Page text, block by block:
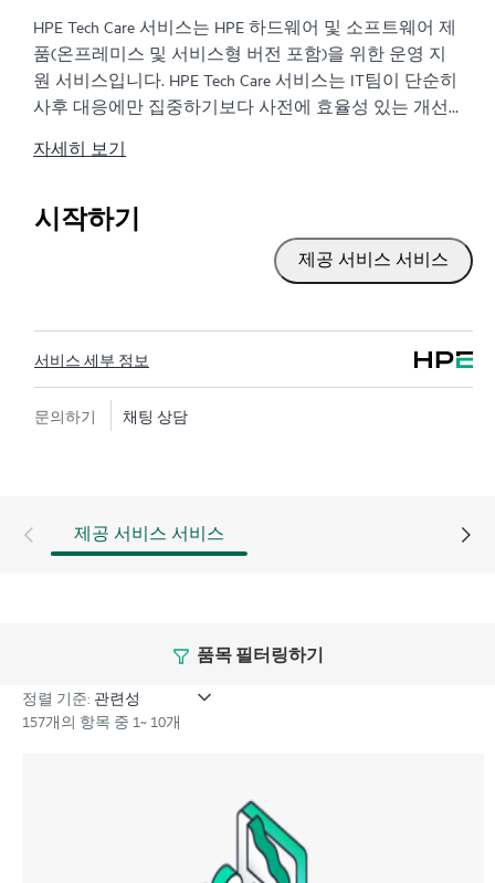
HPE Tech Care 서비스는 HPE 하드웨어 및 소프트웨어 제
품(온프레미스 및 서비스형 버전 포함)을 위한 운영 지
원 서비스입니다. HPE Tech Care 서비스는 IT팀이 단순히
사후 대응에만 집중하기보다 사전에 효율성 있는 개선
줍니다.
HPE Tech Care 서비스는 고객이 위험을 줄이는 것뿐만 아
니라 업무 효율을 높이는 방법을 모색하는 데 도움이 되
도록 제품별 전문가에 대한 직접 액세스를 지원하고, 일
반적인 기술 관련 지원을 제공합니다. HPE Tech Care 서
해 도움을 받을 수 있습니다. 고객은 특정 워크로드의 컨
텍스트에서 하드웨어 및/또는 소프트웨어 관련 지식을
보유한 전문 기술 리소스에 대한 액세스를 제공받으며,
HPE Tech Care 서비스는 지원 대상 제품의 운영, 관리, 보
안에 대한 일반 기술 안내를 제공함으로써 기존의 지원
제품, 서비스, 사례에 대한 실행 가능한 데이터와 HPE
Tech Care 서비스 하에 지원되는 지원 계약을 제공하는
개선되고 개인화된 디지털 경험인 HPE 서비스 포털 액
객은 지원 인시던트를 열지 않고도 특정 활동을 수행할
수 있으며, 선별된 지식 리소스 포털이 제공됩니다. HPE
Tech Care 서비스는 엣지부터 클라우드까지 우수한 운영
자세히 보기
시작하기
제공 서비스 서비스
서비스 세부 정보
문의하기 채팅 상담
제공 서비스 서비스
품목 필터링하기
정렬 기준:
157개의 항목 중 1~ 10개